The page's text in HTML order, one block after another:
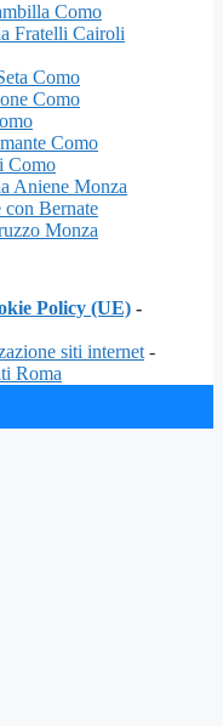
Como
Fratelli Cairoli
Como
Como
Como
Como
Aniene Monza
con Bernate
Monza
Policy (UE) -
siti internet -
Roma